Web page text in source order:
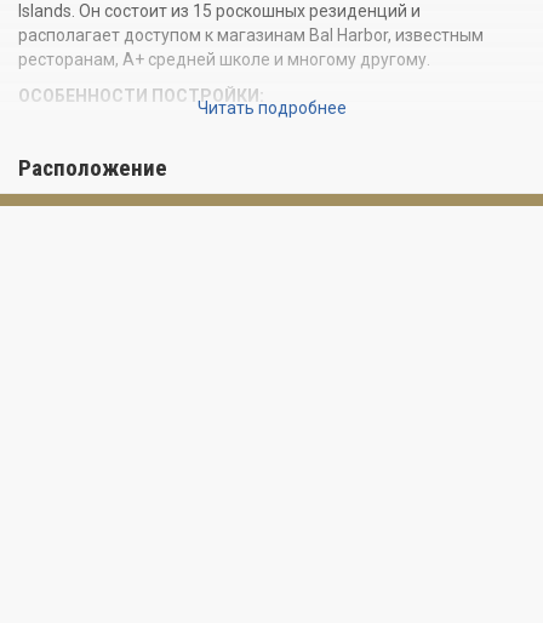
Islands. Он состоит из 15 роскошных резиденций и
располагает доступом к магазинам Bal Harbor, известным
ресторанам, А+ средней школе и многому другому.
ОСОБЕННОСТИ ПОСТРОЙКИ:
Плавательный бассейн
На каждую квартиру выделено два крытых парковочных
Читать подробнее
Расположение